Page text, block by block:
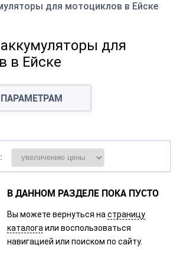
для мотоциклов в Ейске
для
в Ейске
В ДАННОМ РАЗДЕЛЕ ПОКА ПУСТО
Вы можете вернуться на страницу
каталога или воспользоваться
навигацией или поиском по сайту.